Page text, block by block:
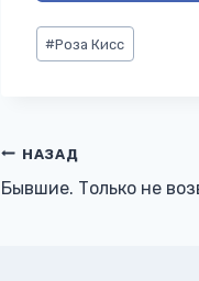
Метки
записи:
#Роза Кисс
Навигация
по
НАЗАД
Бывшие. Только не